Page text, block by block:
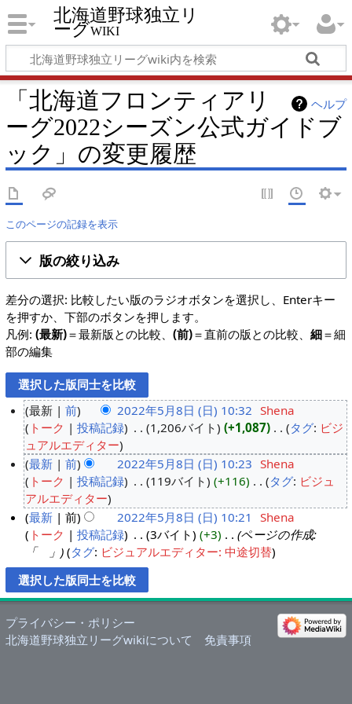
北海道野球独立リ
ーグwiki
ヘルプ
「北海道フロンティアリ
ーグ2022シーズン公式ガイドブ
ック」の変更履歴
このページの記録を表示
版の絞り込み
差分の選択: 比較したい版のラジオボタンを選択し、Enterキー
を押すか、下部のボタンを押します。
凡例: (最新)＝最新版との比較、 (前)＝直前の版との比較、 細＝細
部の編集
最新 前 2022年5月8日 (日) 10:32 Shena
トーク
投稿記録 1,206バイト +1,087 タグ: ビジ
ュアルエディター
最新
前 2022年5月8日 (日) 10:23 Shena
トーク
投稿記録 119バイト +116 タグ: ビジュ
アルエディター
最新
前 2022年5月8日 (日) 10:21
Shena
トーク
投稿記録 3バイト +3
ページの作成:
「 」
タグ: ビジュアルエディター: 中途切替
プライバシー・ポリシー
北海道野球独立リーグwikiについて
免責事項